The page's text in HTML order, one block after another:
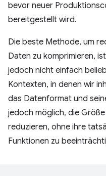
bevor neuer
bereitgestellt wird.
Die beste Methode, um
Daten zu komprimieren,
jedoch nicht einfach
Kontexten, in denen wir
das Datenformat und
jedoch möglich, die
reduzieren, ohne ihre
Funktionen zu